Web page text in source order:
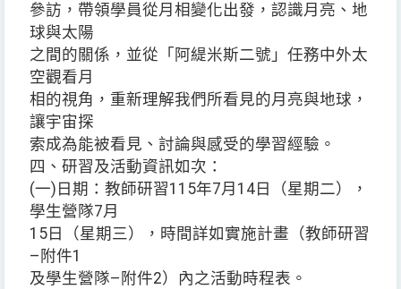
參訪，帶領學員從月相變化出發，認識月亮、地
球與太陽
之間的關係，並從「阿緹米斯二號」任務中外太
空觀看月
相的視角，重新理解我們所看見的月亮與地球，
讓宇宙探
索成為能被看見、討論與感受的學習經驗。
四、研習及活動資訊如次：
(一)日期：教師研習115年7月14日（星期二），
學生營隊7月
15日（星期三），時間詳如實施計畫（教師研習
–附件1
及學生營隊–附件2）內之活動時程表。